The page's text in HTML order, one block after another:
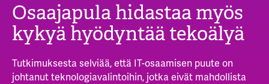
Osaajapula hidastaa myös
kykyä hyödyntää tekoälyä
Tutkimuksesta selviää, että IT-osaamisen puute on
johtanut teknologiavalintoihin, jotka eivät mahdollista